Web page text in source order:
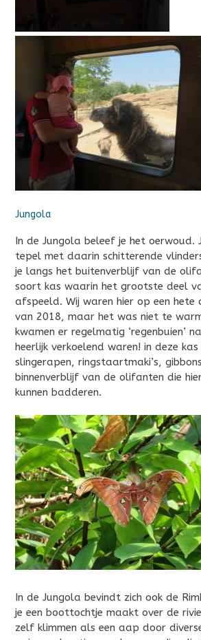
Jungola
In de Jungola beleef je het oerwoud.
tepel met daarin schitterende
je langs het buitenverblijf van de
soort kas waarin het grootste deel
afspeeld. Wij waren hier op een hete
van 2018, maar het was niet te
kwamen er regelmatig ‘regenbuien’
heerlijk verkoelend waren! in deze kas
slingerapen, ringstaartmaki’s,
binnenverblijf van de olifanten die
kunnen badderen.
In de Jungola bevindt zich ook de
je een boottochtje maakt over de
zelf klimmen als een aap door